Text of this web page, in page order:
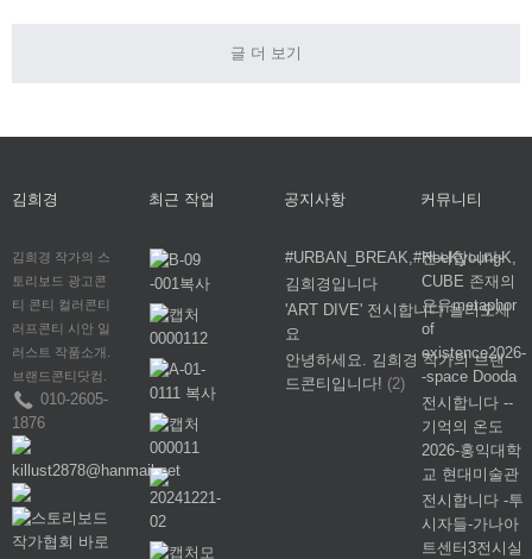
글 더 보기
김희경
김희경 작가의 스
토리보드 광고콘
티 콘티 컬러콘티
러프콘티 시안 일
러스트 작품소개.
브랜드콘티닷컴.
010-2605-
1876
killust2878@hanmail.net
최근 작업 공지사항
#URBAN_BREAK,#HeeKyoungK,
김희경입니다
'ART DIVE' 전시합니다 놀러오세
요
안녕하세요. 김희경 작가의 브랜
드콘티입니다! (2)
커뮤니티
전시합니다-
CUBE 존재의
은유metaphor
of
existence2026-
-space Dooda
전시합니다 --
기억의 온도
2026-홍익대학
교 현대미술관
전시합니다 -투
시자들-가나아
트센터3전시실